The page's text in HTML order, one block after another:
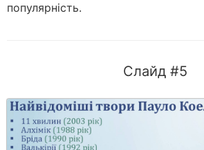
популярність.
Слайд #5